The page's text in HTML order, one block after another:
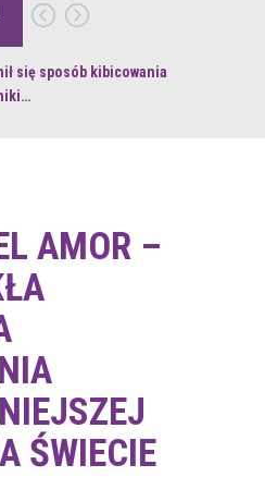
się sposób kibicowania
AMOR –
ŚWIECIE